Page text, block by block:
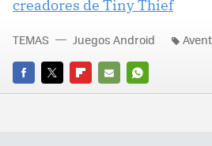
creadores de Tiny Thief
FACEBOOK
TWITTERFLIPBOARD
E-
WHATSAPP
TEMAS Juegos Android